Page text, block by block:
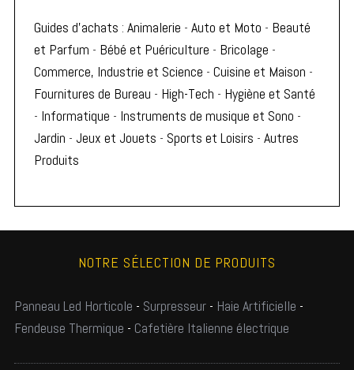
Guides d'achats : Animalerie - Auto et Moto - Beauté
et Parfum - Bébé et Puériculture - Bricolage -
Commerce, Industrie et Science - Cuisine et Maison -
Fournitures de Bureau - High-Tech - Hygiène et Santé
- Informatique - Instruments de musique et Sono -
Jardin - Jeux et Jouets - Sports et Loisirs - Autres
Produits
NOTRE SÉLECTION DE PRODUITS
Panneau Led Horticole - Surpresseur- Haie Artificielle -
Fendeuse Thermique - Cafetière Italienne électrique